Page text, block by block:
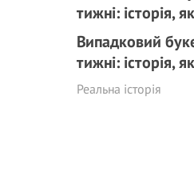
Випадковий
тижні: історія,
Реальна історія